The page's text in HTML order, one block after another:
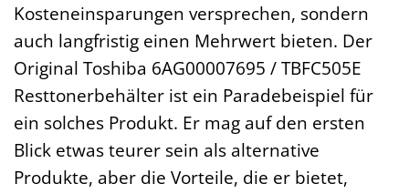
Kosteneinsparungen versprechen, sondern
auch langfristig einen Mehrwert bieten. Der
Original Toshiba 6AG00007695 / TBFC505E
Resttonerbehälter ist ein Paradebeispiel für
ein solches Produkt. Er mag auf den ersten
Blick etwas teurer sein als alternative
Produkte, aber die Vorteile, die er bietet,